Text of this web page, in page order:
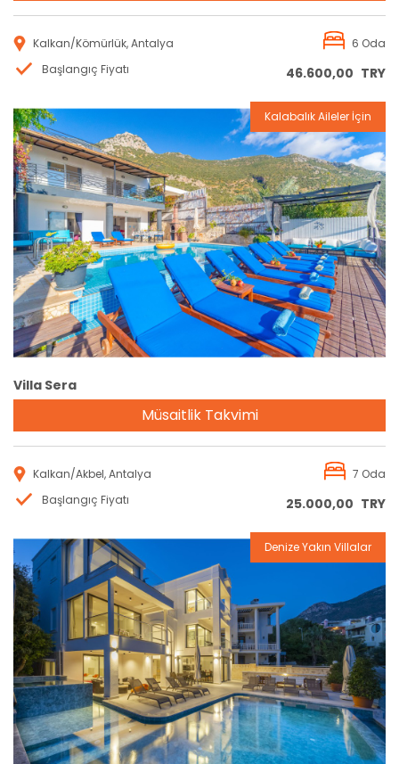
Kalkan/Kömürlük, Antalya
6 Oda
Başlangıç Fiyatı
46.600,00 TRY
Rezervasyon
Kalabalık Aileler İçin
Villa Sera
Müsaitlik Takvimi
Kalkan/Akbel, Antalya
7 Oda
Başlangıç Fiyatı
25.000,00 TRY
Rezervasyon
Denize Yakın Villalar